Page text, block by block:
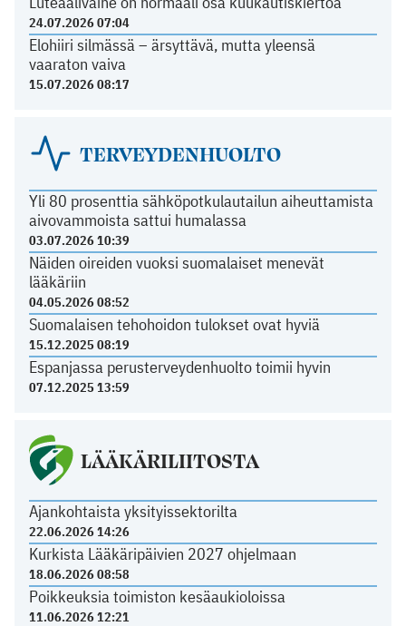
24.07.2026 07:04
Elohiiri silmässä – ärsyttävä, mutta yleensä
vaaraton vaiva
15.07.2026 08:17
TERVEYDENHUOLTO
Yli 80 prosenttia sähköpotkulautailun aiheuttamista
aivovammoista sattui humalassa
03.07.2026 10:39
Näiden oireiden vuoksi suomalaiset menevät
lääkäriin
04.05.2026 08:52
Suomalaisen tehohoidon tulokset ovat hyviä
15.12.2025 08:19
Espanjassa perusterveydenhuolto toimii hyvin
07.12.2025 13:59
LÄÄKÄRILIITOSTA
Ajankohtaista yksityissektorilta
22.06.2026 14:26
Kurkista Lääkäripäivien 2027 ohjelmaan
18.06.2026 08:58
Poikkeuksia toimiston kesäaukioloissa
11.06.2026 12:21